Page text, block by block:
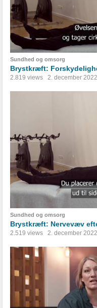
Sundhed og omsorg
Brystkræft:
2.819 views 2. december 2022
Sundhed og omsorg
Brystkræft: Nervevæv
2.519 views 2. december 2022